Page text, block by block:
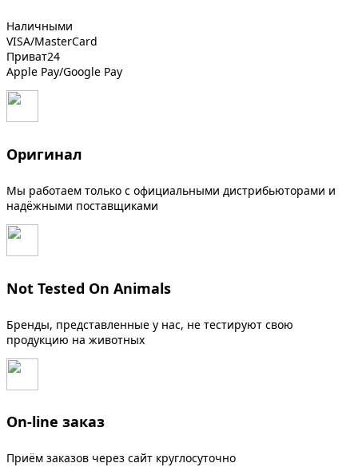
Наличными
VISA/MasterCard
Приват24
Apple Pay/Google Pay
Оригинал
Мы работаем только с официальными дистрибьюторами и
надёжными поставщиками
Not Tested On Animals
Бренды, представленные у нас, не тестируют свою
продукцию на животных
On-line заказ
Приём заказов через сайт круглосуточно